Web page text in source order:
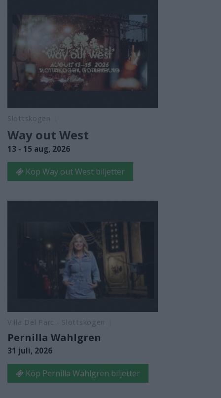
Slottskogen
Way out West
13 - 15 aug, 2026
Köp Way out West biljetter
Villa Del Parc - Slottskogen
Pernilla Wahlgren
31 juli, 2026
Köp Pernilla Wahlgren biljetter